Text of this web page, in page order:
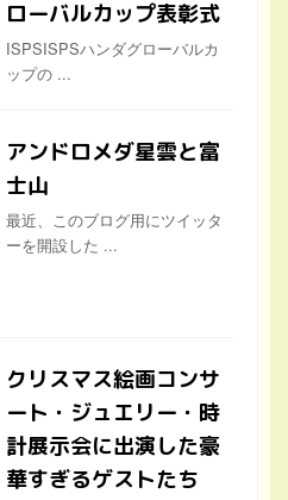
ローバルカップ表彰式
ISPSISPSハンダグローバルカ
ップの ...
アンドロメダ星雲と富
士山
最近、このブログ用にツイッタ
ーを開設した ...
クリスマス絵画コンサ
ート・ジュエリー・時
計展示会に出演した豪
華すぎるゲストたち